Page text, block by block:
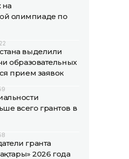
на
олимпиаде по
выделили
образовательных
прием заявок
всего грантов в
гранта
2026 года